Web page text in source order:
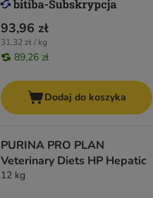
93,96 zł
31,32 zł / kg
89,26 zł
Dodaj do koszyka
PURINA PRO PLAN
Veterinary Diets HP Hepatic
12 kg